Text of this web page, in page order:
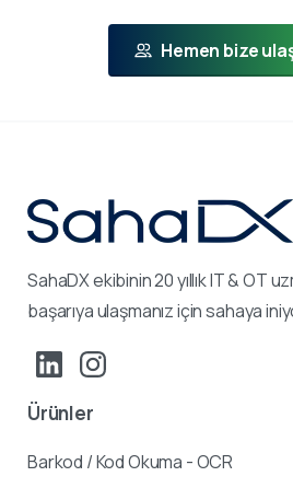
Hemen bize
SahaDX ekibinin 20 yıllık IT & OT
başarıya ulaşmanız için sahaya
Ürünler
Barkod / Kod Okuma - OCR